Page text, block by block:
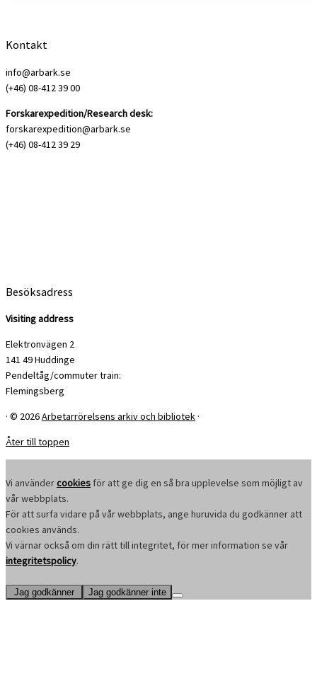
Kontakt
info@arbark.se
(+46) 08-412 39 00
Forskarexpedition/Research desk:
forskarexpedition@arbark.se
(+46) 08-412 39 29
Besöksadress
Visiting address
Elektronvägen 2
141 49 Huddinge
Pendeltåg/commuter train:
Flemingsberg
· © 2026Arbetarrörelsens arkiv och bibliotek ·
Åter till toppen
Vi användercookies för att ge dig en så bra upplevelse som möjligt av
vår webbplats.
För att surfa vidare på vår webbplats, ange huruvida du godkänner att
cookies används.
Vi värnar också om din rätt till integritet, för mer information se vår
integritetspolicy.
Jag godkänner Jag godkänner inte